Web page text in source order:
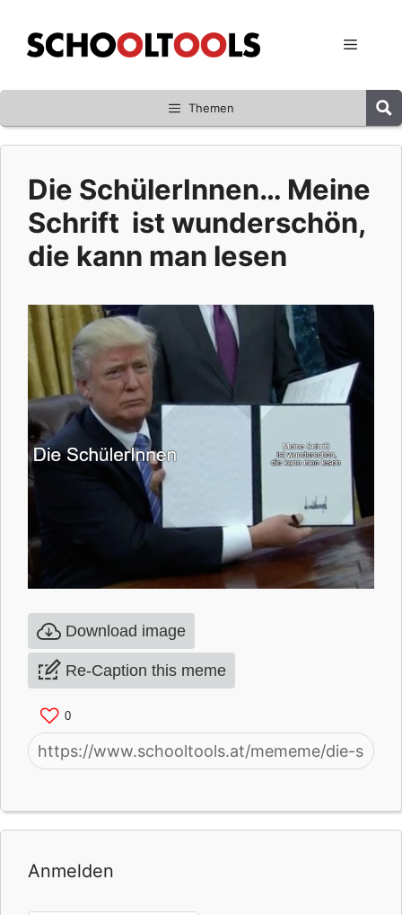
Inhalt
springen
Menü
Themen
Die SchülerInnen… Meine
Schrift ist wunderschön,
die kann man lesen
Download image
Re-Caption this meme
0
Anmelden